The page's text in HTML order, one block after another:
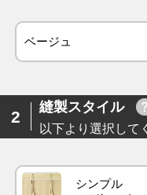
ベージュ
2
縫製スタイル
以下より選択して
シンプル